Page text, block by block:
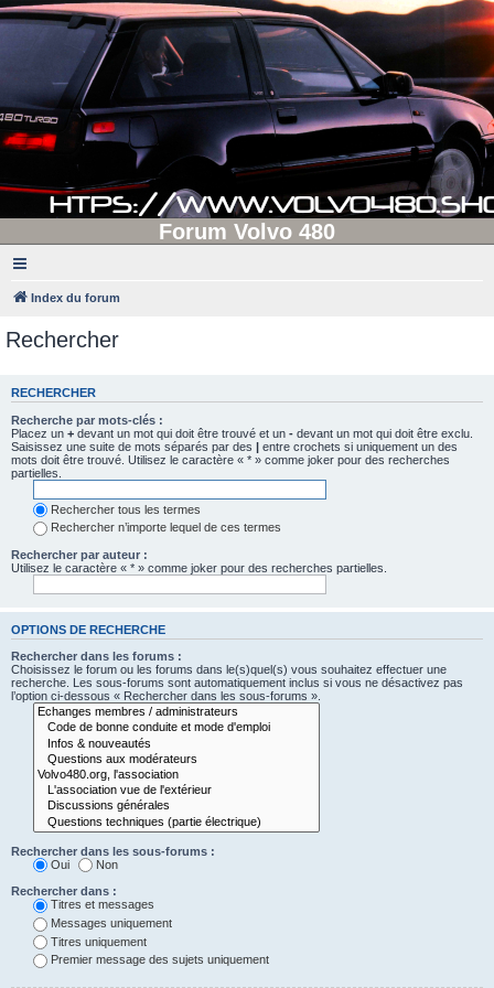
Forum Volvo 480
Index du forum
Rechercher
RECHERCHER
Recherche par mots-clés :
Placez un + devant un mot qui doit être trouvé et un - devant un mot qui doit être exclu.
Saisissez une suite de mots séparés par des | entre crochets si uniquement un des
mots doit être trouvé. Utilisez le caractère « * » comme joker pour des recherches
partielles.
Rechercher tous les termes
Rechercher n’importe lequel de ces termes
Rechercher par auteur :
Utilisez le caractère « * » comme joker pour des recherches partielles.
OPTIONS DE RECHERCHE
Rechercher dans les forums :
Choisissez le forum ou les forums dans le(s)quel(s) vous souhaitez effectuer une
recherche. Les sous-forums sont automatiquement inclus si vous ne désactivez pas
l’option ci-dessous « Rechercher dans les sous-forums ».
Rechercher dans les sous-forums :
Oui
Non
Rechercher dans :
Titres et messages
Messages uniquement
Titres uniquement
Premier message des sujets uniquement